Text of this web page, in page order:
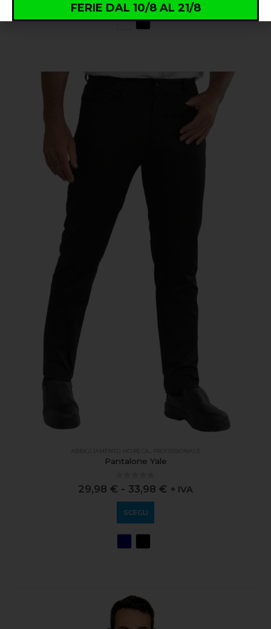
ABBIGLIAMENTO HO.RE.CA. PROFESSIONALE
Pantalone Yale
0 out of 5
29,98 € - 33,98 € + IVA
SCEGLI
FERIE DAL 10/8 AL 21/8